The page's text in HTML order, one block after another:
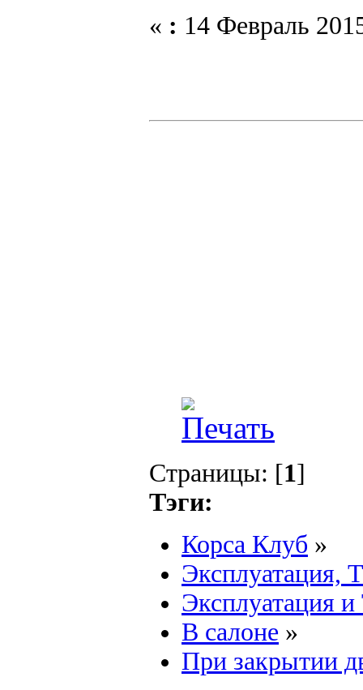
« : 14 Февраль
Страницы: [1]
Тэги:
Корса Клуб »
Эксплуатация,
Эксплуатация
В салоне »
При закрытии